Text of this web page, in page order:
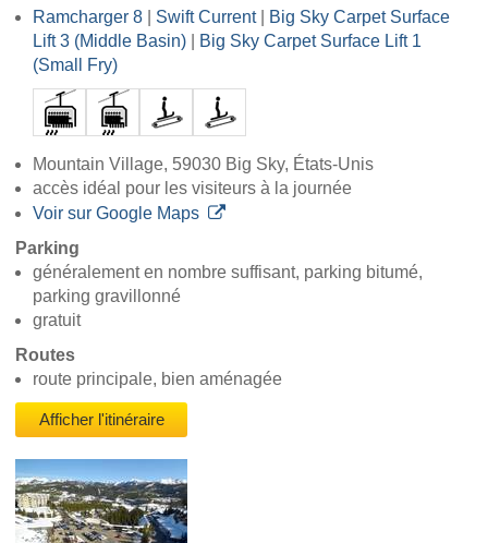
Ramcharger 8
Swift Current|
Big Sky Carpet Surface
Lift 3 (Middle Basin)
Big Sky Carpet Surface Lift 1
(Small Fry)
Mountain Village, 59030 Big Sky, États-Unis
accès idéal pour les visiteurs à la journée
Voir sur Google Maps
Parking
généralement en nombre suffisant, parking bitumé,
parking gravillonné
gratuit
Routes
route principale, bien aménagée
Afficher l'itinéraire